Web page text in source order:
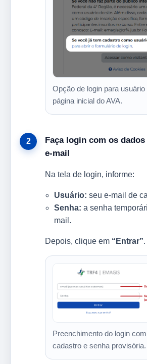
Opção de login para
página inicial do AVA.
Faça login com os
e-mail
Na tela de login, informe:
Usuário: seu e-mail de
Senha: a senha
mail.
Depois, clique em “Entrar”.
Preenchimento do login
cadastro e senha provisória.